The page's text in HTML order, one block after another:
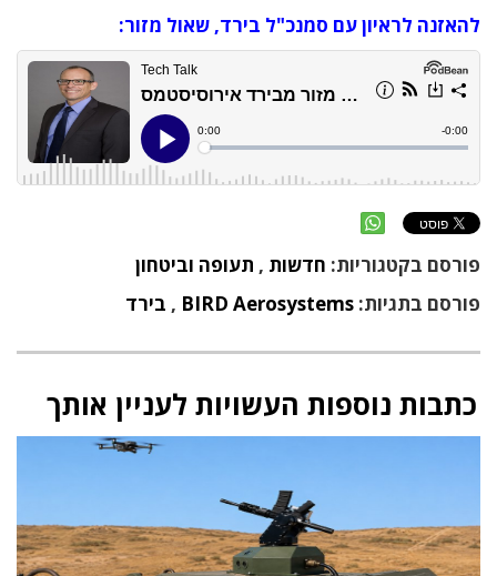
להאזנה לראיון עם סמנכ"ל בירד, שאול מזור:
פורסם בקטגוריות: חדשות , תעופה וביטחון
פורסם בתגיות: BIRD Aerosystems
, בירד
כתבות נוספות העשויות לעניין אותך